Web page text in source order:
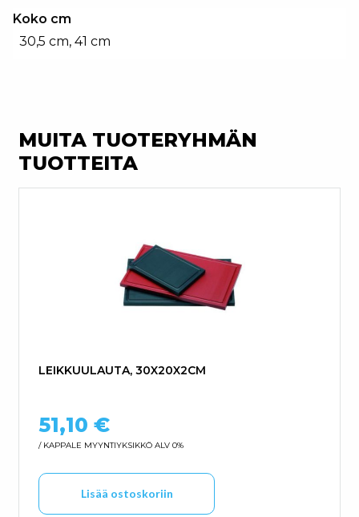
Koko cm
30,5 cm, 41 cm
MUITA TUOTERYHMÄN
TUOTTEITA
LEIKKUULAUTA, 30X20X2CM
51,10 €
/ KAPPALE MYYNTIYKSIKKÖ ALV 0%
Lisää ostoskoriin